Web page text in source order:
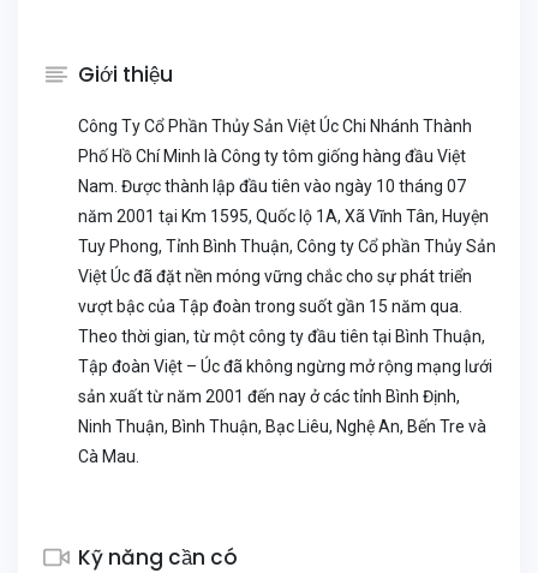
Giới thiệu
Công Ty Cổ Phần Thủy Sản Việt Úc Chi Nhánh Thành
Phố Hồ Chí Minh là Công ty tôm giống hàng đầu Việt
Nam. Được thành lập đầu tiên vào ngày 10 tháng 07
năm 2001 tại Km 1595, Quốc lộ 1A, Xã Vĩnh Tân, Huyện
Tuy Phong, Tỉnh Bình Thuận, Công ty Cổ phần Thủy Sản
Việt Úc đã đặt nền móng vững chắc cho sự phát triển
vượt bậc của Tập đoàn trong suốt gần 15 năm qua.
Theo thời gian, từ một công ty đầu tiên tại Bình Thuận,
Tập đoàn Việt – Úc đã không ngừng mở rộng mạng lưới
sản xuất từ năm 2001 đến nay ở các tỉnh Bình Định,
Ninh Thuận, Bình Thuận, Bạc Liêu, Nghệ An, Bến Tre và
Cà Mau.
Kỹ năng cần có